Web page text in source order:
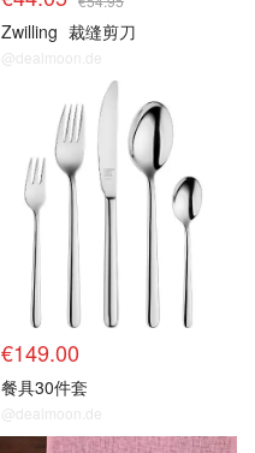
Zwilling 裁缝剪刀
@dealmoon.de
€149.00
餐具30件套
@dealmoon.de